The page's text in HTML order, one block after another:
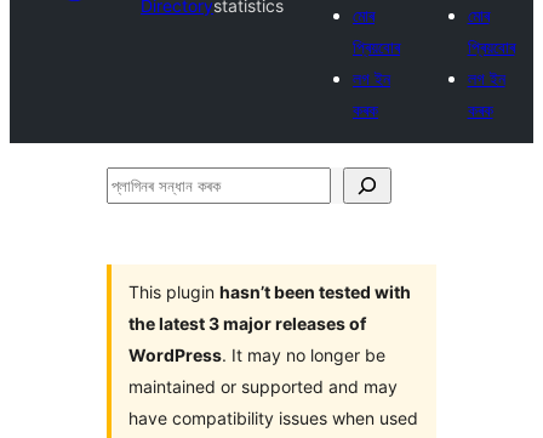
Directorystatistics
মোৰ
প্ৰিয়বোৰ
লগ ইন
কৰক
মোৰ
প্ৰিয়বোৰ
লগ ইন
কৰক
প্লাগিনৰ
This plugin hasn’t been tested with
the latest 3 major releases of
WordPress. It may no longer be
maintained or supported and may
have compatibility issues when used